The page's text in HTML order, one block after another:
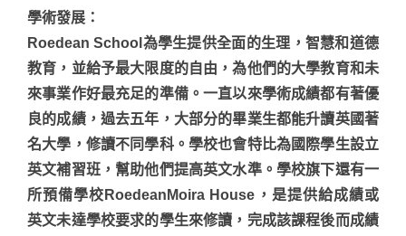
學術發展 ：
Roedean School為學生提供全面的生理，智慧和道德
教育，並給予最大限度的自由，為他們的大學教育和未
來事業作好最充足的準備。一直以來學術成績都有著優
良的成績，過去五年，大部分的畢業生都能升讀英國著
名大學，修讀不同學科。學校也會特比為國際學生設立
英文補習班，幫助他們提高英文水準。學校旗下還有一
所預備學校RoedeanMoira House，是提供給成績或
英文未達學校要求的學生來修讀，完成該課程後而成績